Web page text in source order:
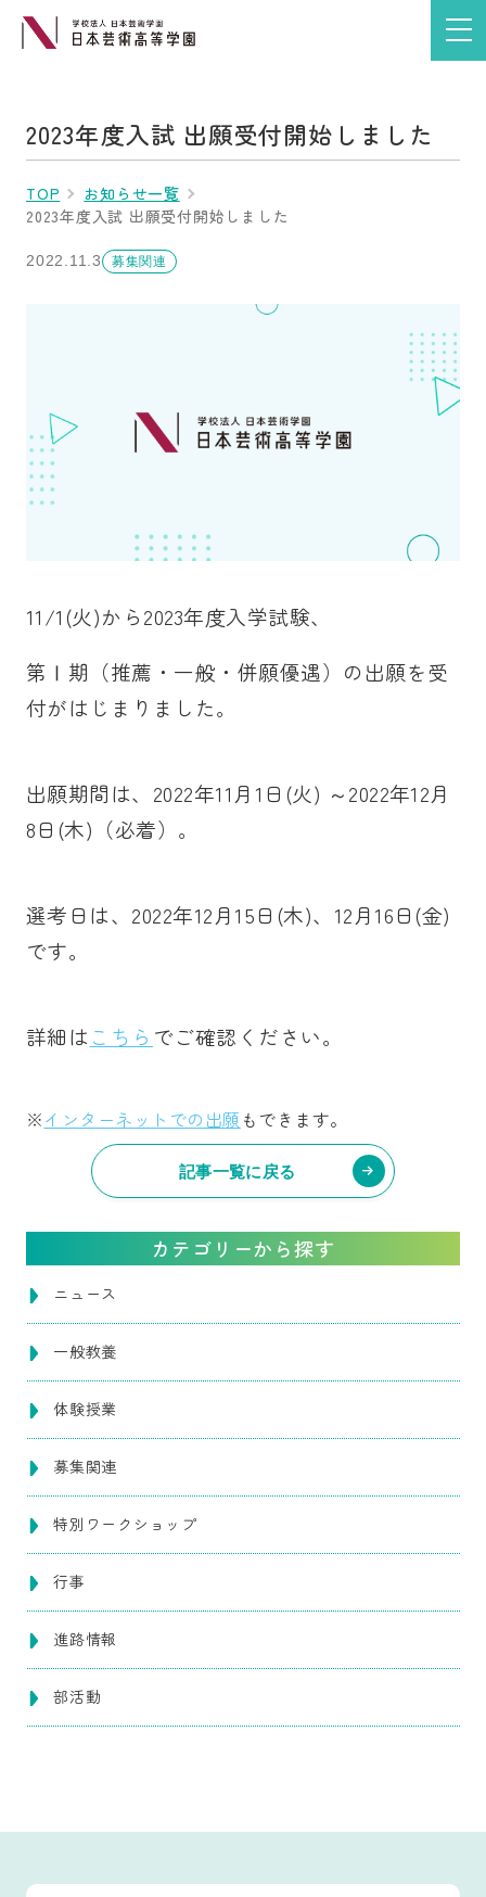
2023年度入試 出願受付開始しました
TOP
お知らせ一覧
2023年度入試 出願受付開始しました
2022.11.3 募集関連
11/1(火)から2023年度入学試験、
第Ⅰ期（推薦・一般・併願優遇）の出願を受
付がはじまりました。
出願期間は、2022年11月1日(火) ～2022年12月
8日(木)（必着）。
選考日は、2022年12月15日(木)、12月16日(金)
です。
詳細は こちら でご確認ください。
※インターネットでの出願 もできます。
記事一覧に戻る
カテゴリーから探す
ニュース
一般教養
体験授業
募集関連
特別ワークショップ
行事
進路情報
部活動